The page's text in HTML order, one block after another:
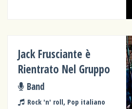
Jack Frusciante è
Rientrato Nel Gruppo
Band
Rock 'n' roll, Pop italiano